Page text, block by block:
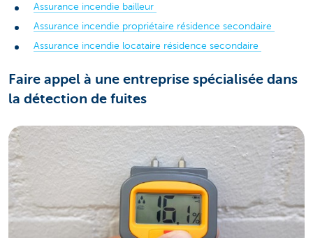
Assurance incendie bailleur
Assurance incendie propriétaire résidence secondaire
Assurance incendie locataire résidence secondaire
Faire appel à une entreprise spécialisée dans
la détection de fuites